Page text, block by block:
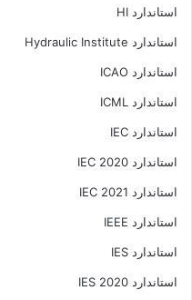
استاندارد HI
استاندارد Hydraulic Institute
استاندارد ICAO
استاندارد ICML
استاندارد IEC
استاندارد IEC 2020
استاندارد IEC 2021
استاندارد IEEE
استاندارد IES
استاندارد IES 2020